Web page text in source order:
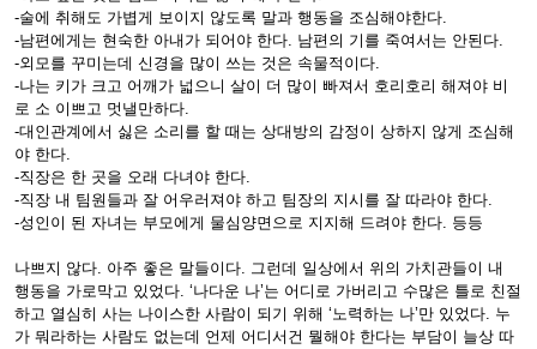
-술에 취해도 가볍게 보이지 않도록 말과 행동을 조심해야한다.
-남편에게는 현숙한 아내가 되어야 한다. 남편의 기를 죽여서는 안된다.
-외모를 꾸미는데 신경을 많이 쓰는 것은 속물적이다.
-나는 키가 크고 어깨가 넓으니 살이 더 많이 빠져서 호리호리 해져야 비
로 소 이쁘고 멋낼만하다.
-대인관계에서 싫은 소리를 할 때는 상대방의 감정이 상하지 않게 조심해
야 한다.
-직장은 한 곳을 오래 다녀야 한다.
-직장 내 팀원들과 잘 어우러져야 하고 팀장의 지시를 잘 따라야 한다.
-성인이 된 자녀는 부모에게 물심양면으로 지지해 드려야 한다. 등등
나쁘지 않다. 아주 좋은 말들이다. 그런데 일상에서 위의 가치관들이 내
행동을 가로막고 있었다. ‘나다운 나’는 어디로 가버리고 수많은 틀로 친절
하고 열심히 사는 나이스한 사람이 되기 위해 ‘노력하는 나’만 있었다. 누
가 뭐라하는 사람도 없는데 언제 어디서건 뭘해야 한다는 부담이 늘상 따